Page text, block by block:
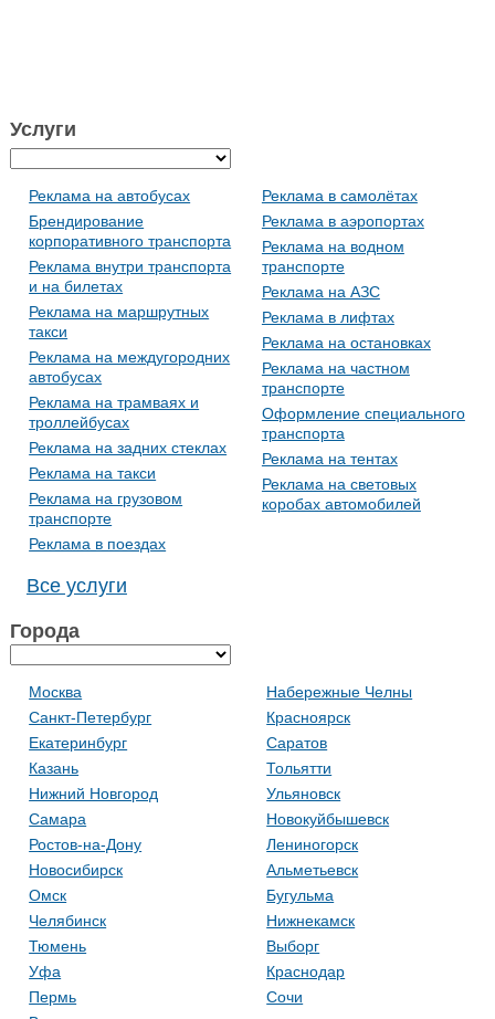
Услуги
Реклама на автобусах
Брендирование
корпоративного транспорта
Реклама внутри транспорта
и на билетах
Реклама на маршрутных
такси
Реклама на междугородних
автобусах
Реклама на трамваях и
троллейбусах
Реклама на задних стеклах
Реклама на такси
Реклама на грузовом
транспорте
Реклама в поездах
Реклама в самолётах
Реклама в аэропортах
Реклама на водном
транспорте
Реклама на АЗС
Реклама в лифтах
Реклама на остановках
Реклама на частном
транспорте
Оформление специального
транспорта
Реклама на тентах
Реклама на световых
коробах автомобилей
Все услуги
Города
Москва
Санкт-Петербург
Екатеринбург
Казань
Нижний Новгород
Самара
Ростов-на-Дону
Новосибирск
Омск
Челябинск
Тюмень
Уфа
Пермь
Набережные Челны
Красноярск
Саратов
Тольятти
Ульяновск
Новокуйбышевск
Лениногорск
Альметьевск
Бугульма
Нижнекамск
Выборг
Краснодар
Сочи